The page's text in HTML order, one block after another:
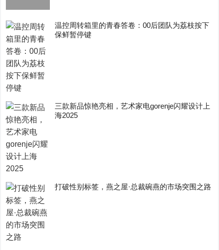
温控周转箱里的青春答卷：00后团队为荔枝按下
保鲜暂停键
三款新品惊艳亮相，艺术家电gorenje闪耀设计上
海2025
打破性别标签，燕之屋·总裁碗燕的市场突围之路